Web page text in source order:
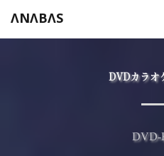
ΛNΛBΛS
DVDカラオ
DVD-